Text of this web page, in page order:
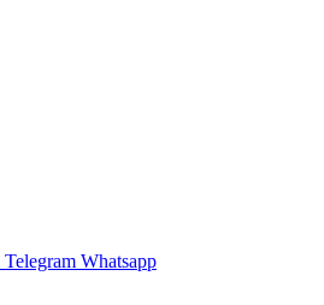
Telegram Whatsapp